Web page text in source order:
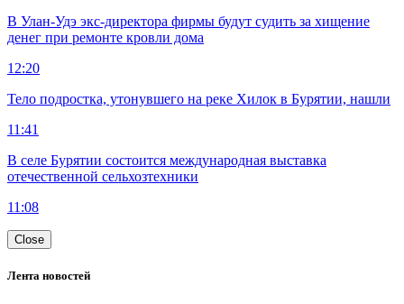
В Улан-Удэ экс-директора фирмы будут судить за хищение
денег при ремонте кровли дома
12:20
Тело подростка, утонувшего на реке Хилок в Бурятии, нашли
11:41
В селе Бурятии состоится международная выставка
отечественной сельхозтехники
11:08
Close
Лента новостей